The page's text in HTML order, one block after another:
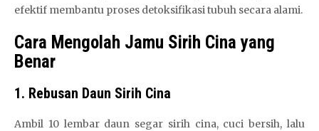
efektif membantu proses detoksifikasi tubuh secara alami.
Cara Mengolah Jamu Sirih Cina yang
Benar
1. Rebusan Daun Sirih Cina
Ambil 10 lembar daun segar sirih cina, cuci bersih, lalu